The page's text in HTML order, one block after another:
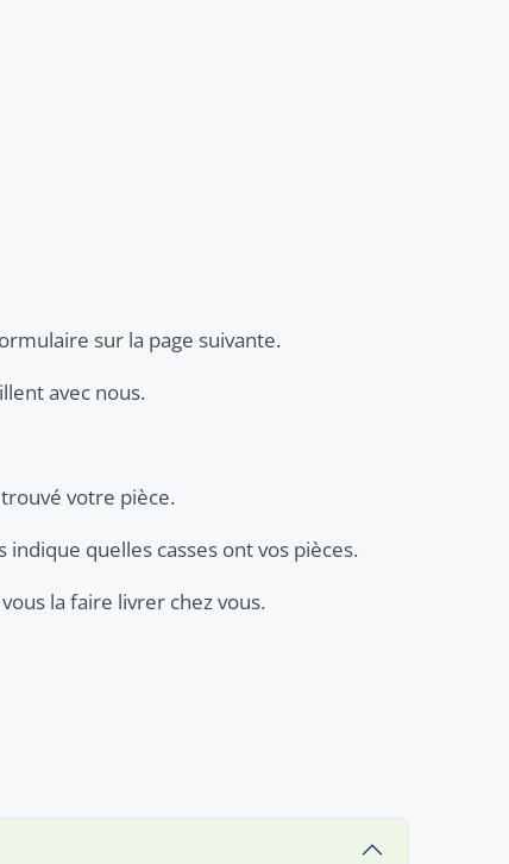
sur la page suivante.
avec nous.
votre pièce.
quelles casses ont vos pièces.
la faire livrer chez vous.